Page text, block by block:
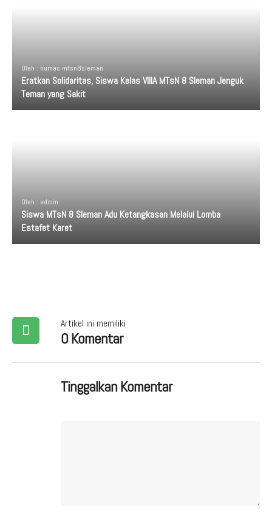
Oleh : humas mtsn8sleman
Eratkan Solidaritas, Siswa Kelas VIIIA MTsN 8 Sleman Jenguk
Teman yang Sakit
Oleh : admin
Siswa MTsN 8 Sleman Adu Ketangkasan Melalui Lomba
Estafet Karet
Artikel ini memiliki
0 Komentar
Tinggalkan Komentar